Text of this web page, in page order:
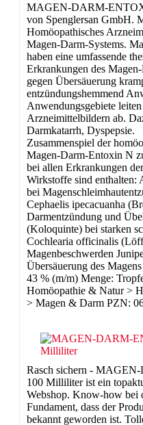
MAGEN-DARM-
von Spenglersan GmbH.
Homöopathisches
Magen-Darm-Systems.
haben eine umfassende
Erkrankungen des
gegen Übersäuerung
entzündungshemmend
Anwendungsgebiete
Arzneimittelbildern ab.
Darmkatarrh, Dyspepsie.
Zusammenspiel der
Magen-Darm-Entoxin N
bei allen Erkrankungen
Wirkstoffe sind enthalten:
bei
Cephaelis ipecacuanha
Darmentzündung und
(Koloquinte) bei starken
Cochlearia officinalis
Magenbeschwerden
Übersäuerung des
43 % (m/m) Menge:
Homöopathie & Natur >
> Magen & Darm PZN:
Rasch sichern -
100 Milliliter ist ein
Webshop. Know-how bei
Fundament, dass der
bekannt geworden ist.